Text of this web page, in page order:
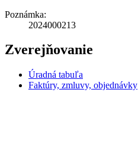
Poznámka:
2024000213
Zverejňovanie
Úradná tabuľa
Faktúry, zmluvy, objednávky